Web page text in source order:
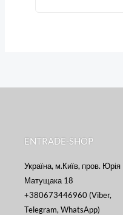
ENTRADE-SHOP
Україна, м.Київ, пров. Юрія
Матущака 18
+380673446960 (Viber,
Telegram, WhatsApp)